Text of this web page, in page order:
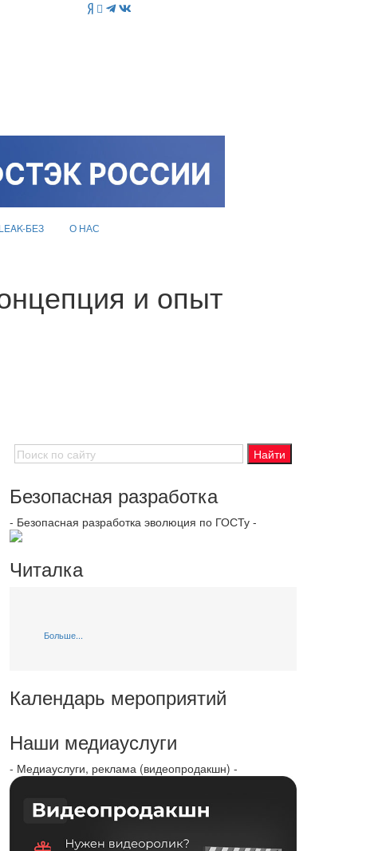
LEAK-БЕЗ О НАС
и опыт
Безопасная разработка
- Безопасная разработка эволюция по ГОСТу -
Читалка
Больше...
Календарь мероприятий
Наши медиауслуги
- Медиауслуги, реклама (видеопродакшн) -